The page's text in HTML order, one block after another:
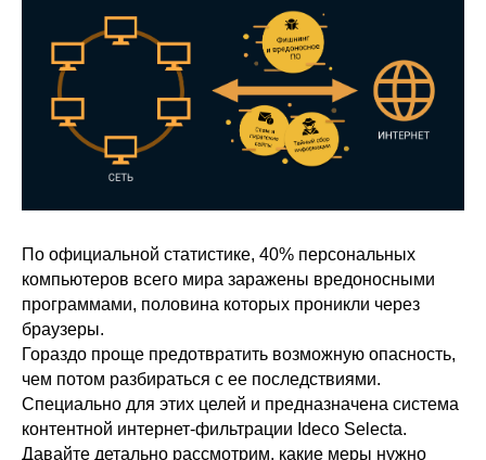
По официальной статистике, 40% персональных
компьютеров всего мира заражены вредоносными
программами, половина которых проникли через
браузеры.
Гораздо проще предотвратить возможную опасность,
чем потом разбираться с ее последствиями.
Специально для этих целей и предназначена система
контентной интернет-фильтрации Ideco Selecta.
Давайте детально рассмотрим, какие меры нужно